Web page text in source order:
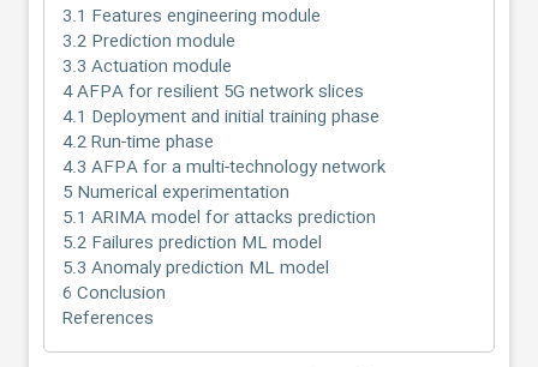
3.1 Features engineering module
3.2 Prediction module
3.3 Actuation module
4 AFPA for resilient 5G network slices
4.1 Deployment and initial training phase
4.2 Run-time phase
4.3 AFPA for a multi-technology network
5 Numerical experimentation
5.1 ARIMA model for attacks prediction
5.2 Failures prediction ML model
5.3 Anomaly prediction ML model
6 Conclusion
References